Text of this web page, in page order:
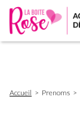
d'Ariane
Accueil Prenoms